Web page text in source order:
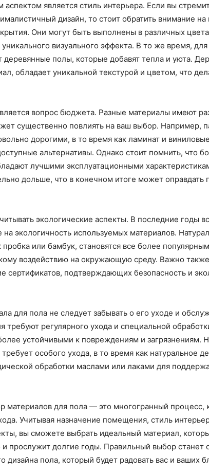
является стиль интерьера. Если вы
дизайн, то стоит обратить внимание на
Они могут быть выполнены в различных
уникального визуального эффекта. В то же время,
деревянные полы, которые добавят тепла и уюта.
обладает уникальной текстурой и цветом, что
вопрос бюджета. Разные материалы имеют
существенно повлиять на ваш выбор. Например,
дорогими, в то время как ламинат и
альтернативы. Однако стоит помнить, что
лучшими эксплуатационными
дольше, что в конечном итоге может оправдать
экологические аспекты. В последние годы
экологичность используемых материалов.
пробка или бамбук, становятся все более
воздействию на окружающую среду. Важно
сертификатов, подтверждающих безопасность и
для пола не следует забывать о его уходе и
требуют регулярного ухода и специальной
устойчивыми к повреждениям и загрязнениям.
требует особого ухода, в то время как натуральное
обработки маслами или лаками для
материалов для пола — это многогранный процесс,
Учитывая назначение помещения, стиль
вы сможете выбрать идеальный материал,
прослужит долгие годы. Правильный выбор станет
дизайна пола, который будет радовать вас и ваших